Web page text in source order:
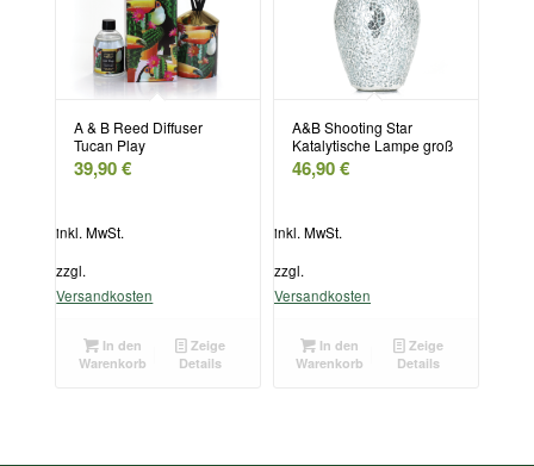
A & B Reed Diffuser
Tucan Play
39,90€
inkl. MwSt.
zzgl.
Versandkosten
In den
Warenkorb
Zeige
Details
A&B Shooting Star
Katalytische Lampe groß
46,90€
inkl. MwSt.
zzgl.
Versandkosten
In den
Warenkorb
Zeige
Details